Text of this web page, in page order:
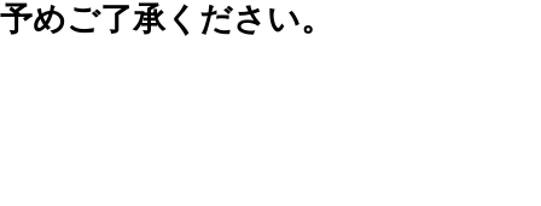
予めご了承ください。